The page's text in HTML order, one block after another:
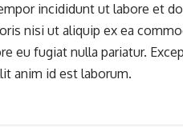
incididunt ut labore et
nisi ut aliquip ex ea
eu fugiat nulla pariatur.
anim id est laborum.